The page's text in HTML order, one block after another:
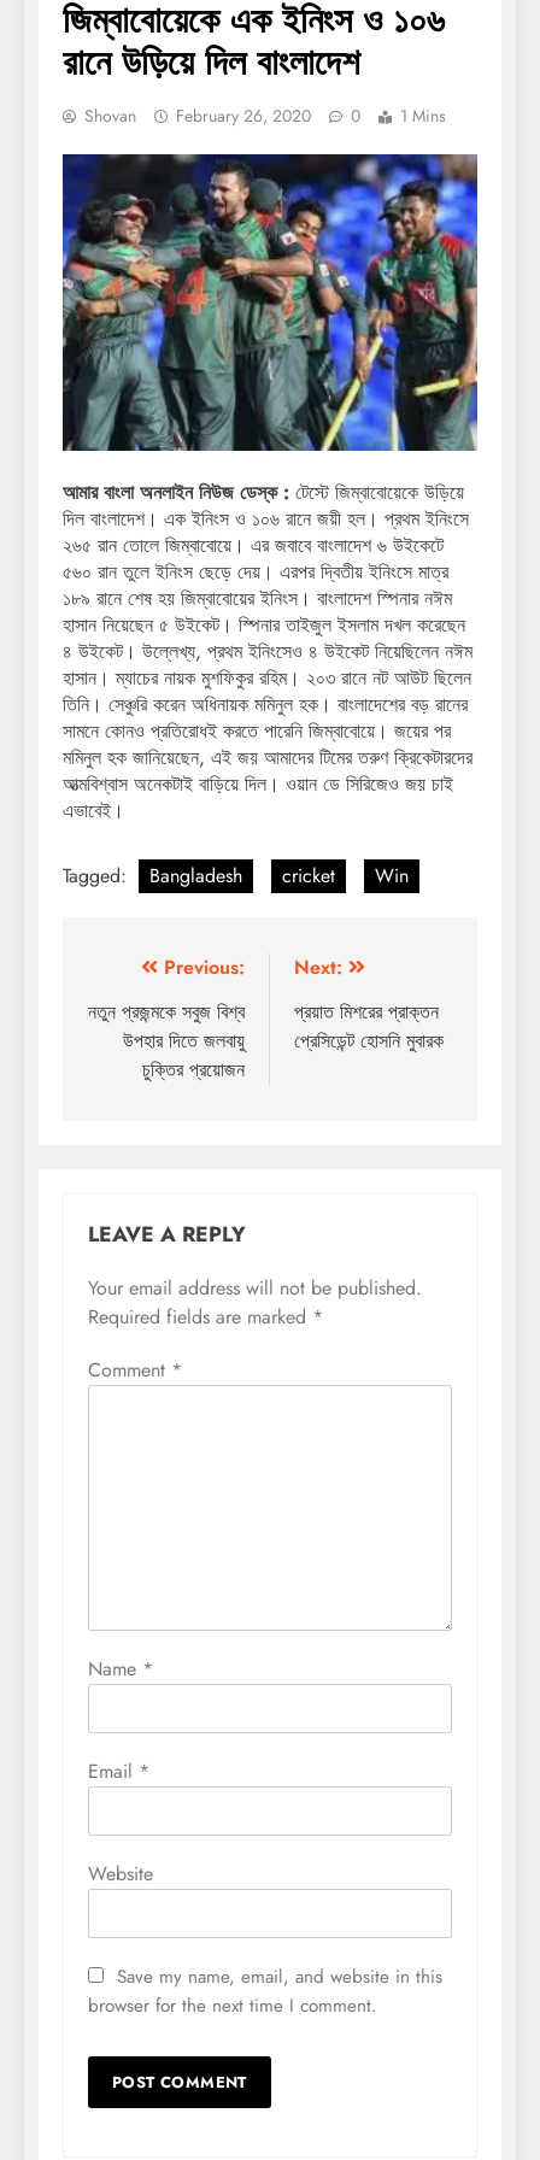
জিম্বাবোয়েকে এক ইনিংস ও ১০৬
রানে উড়িয়ে দিল বাংলাদেশ
Shovan February 26, 2020 0 1 Mins
আমার বাংলা অনলাইন নিউজ ডেস্ক : টেস্টে জিম্বাবোয়েকে উড়িয়ে
দিল বাংলাদেশ। এক ইনিংস ও ১০৬ রানে জয়ী হল। প্রথম ইনিংসে
২৬৫ রান তোলে জিম্বাবোয়ে। এর জবাবে বাংলাদেশ ৬ উইকেটে
৫৬০ রান তুলে ইনিংস ছেড়ে দেয়। এরপর দ্বিতীয় ইনিংসে মাত্র
১৮৯ রানে শেষ হয় জিম্বাবোয়ের ইনিংস। বাংলাদেশ স্পিনার নঈম
হাসান নিয়েছেন ৫ উইকেট। স্পিনার তাইজুল ইসলাম দখল করেছেন
৪ উইকেট। উল্লেখ্য, প্রথম ইনিংসেও ৪ উইকেট নিয়েছিলেন নঈম
হাসান। ম্যাচের নায়ক মুশফিকুর রহিম। ২০৩ রানে নট আউট ছিলেন
তিনি। সেঞ্চুরি করেন অধিনায়ক মমিনুল হক। বাংলাদেশের বড় রানের
সামনে কোনও প্রতিরোধই করতে পারেনি জিম্বাবোয়ে। জয়ের পর
মমিনুল হক জানিয়েছেন, এই জয় আমাদের টিমের তরুণ ক্রিকেটারদের
আত্মবিশ্বাস অনেকটাই বাড়িয়ে দিল। ওয়ান ডে সিরিজেও জয় চাই
এভাবেই।
Tagged: Bangladesh cricket Win
navigation
Previous:
নতুন প্রজন্মকে সবুজ বিশ্ব
উপহার দিতে জলবায়ু
চুক্তির প্রয়োজন
Next:
প্রয়াত মিশরের প্রাক্তন
প্রেসিডেন্ট হোসনি মুবারক
LEAVE A REPLY
Your email address will not be published.
Required fields are marked *
Comment *
Name *
Email *
Website
Save my name, email, and website in this
browser for the next time I comment.